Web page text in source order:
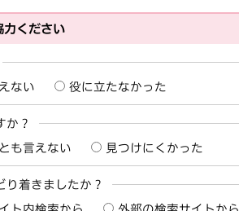
力ください
ない 役に立たなかった
か？
も言えない 見つけにくかった
り着きましたか？